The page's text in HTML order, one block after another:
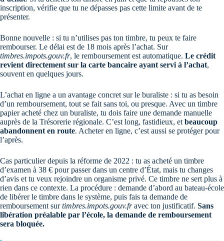
inscription, vérifie que tu ne dépasses pas cette limite avant de te
présenter.
Bonne nouvelle : si tu n’utilises pas ton timbre, tu peux te faire
rembourser. Le délai est de 18 mois après l’achat. Sur
timbres.impots.gouv.fr, le remboursement est automatique. Le crédit
revient directement sur la carte bancaire ayant servi à l’achat,
souvent en quelques jours.
L’achat en ligne a un avantage concret sur le buraliste : si tu as besoin
d’un remboursement, tout se fait sans toi, ou presque. Avec un timbre
papier acheté chez un buraliste, tu dois faire une demande manuelle
auprès de la Trésorerie régionale. C’est long, fastidieux, etbeaucoup
abandonnent en route. Acheter en ligne, c’est aussi se protéger pour
l’après.
Cas particulier depuis la réforme de 2022 : tu as acheté un timbre
d’examen à 38 € pour passer dans un centre d’État, mais tu changes
d’avis et tu veux rejoindre un organisme privé. Ce timbre ne sert plus à
rien dans ce contexte. La procédure : demande d’abord au bateau-école
de libérer le timbre dans le système, puis fais ta demande de
remboursement surtimbres.impots.gouv.fravec ton justificatif. Sans
libération préalable par l’école, la demande de remboursement
sera bloquée.